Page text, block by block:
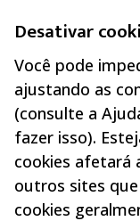
Desativar
Você pode
ajustando as
(consulte a
fazer isso).
cookies afetará
outros sites
cookies